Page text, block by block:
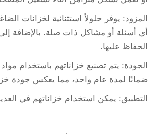
المزود: يوفر حلولاً استثنائية لخزانات
أي أسئلة أو مشاكل ذات صلة. بالإضافة
الحفاظ عليها.
الجودة: يتم تصنيع خزاناتهم باستخدام
ضمانًا لمدة عام واحد، مما يعكس جودة
التطبيق: يمكن استخدام خزاناتهم في